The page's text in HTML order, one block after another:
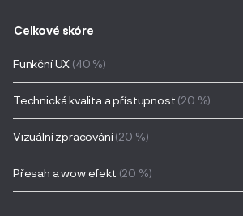
Celkové skóre
Funkční UX (40 %)
Technická kvalita a přístupnost (20 %)
Vizuální zpracování(20 %)
Přesah a wow efekt (20 %)